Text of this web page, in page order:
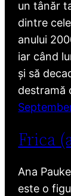
un tânăr
dintre
anului
iar când
și să
destramă
Frica
Ana
este o